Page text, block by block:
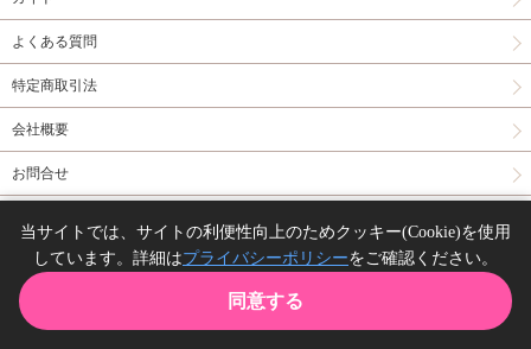
よくある質問
特定商取引法
会社概要
お問合せ
Copyright(C) comicomi studio. All right reserved.
当サイトでは、サイトの利便性向上のためクッキー(Cookie)を使用
しています。詳細はプライバシーポリシーをご確認ください。
同意する